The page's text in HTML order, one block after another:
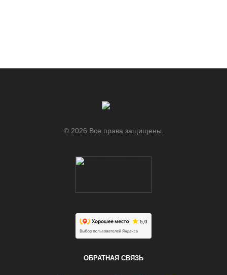
© 2026 Все права защищены.
ОБРАТНАЯ СВЯЗЬ